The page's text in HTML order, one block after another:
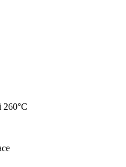
260°C